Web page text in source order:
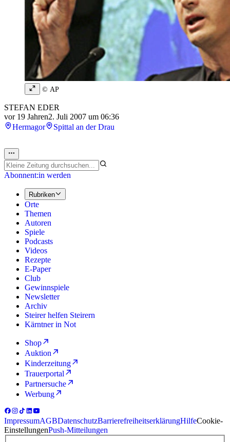
© AP
STEFAN EDER
vor 19 Jahren2. Juli 2007 um 06:36
Hermagor
Spittal an der Drau
Abonnent:in werden
Rubriken
Orte
Themen
Autoren
Spiele
Podcasts
Videos
Rezepte
E-Paper
Club
Gewinnspiele
Newsletter
Archiv
Steirer helfen Steirern
Kärntner in Not
Shop
Auktion
Kinderzeitung
Trauerportal
Partnersuche
Werbung
ImpressumAGBDatenschutzBarrierefreiheitserklärungHilfeCookie-
EinstellungenPush-Mitteilungen